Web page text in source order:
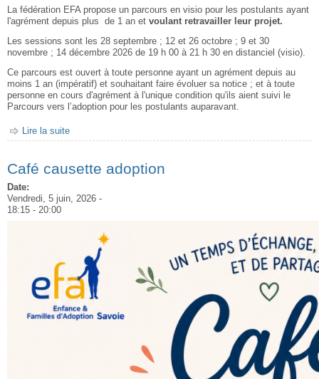
La fédération EFA propose un parcours en visio pour les postulants ayant
l'agrément depuis plus de 1 an et voulant retravailler leur projet.
Les sessions sont les 28 septembre ; 12 et 26 octobre ; 9 et 30
novembre ; 14 décembre 2026 de 19 h 00 à 21 h 30 en distanciel (visio).
Ce parcours est ouvert à toute personne ayant un agrément depuis au
moins 1 an (impératif) et souhaitant faire évoluer sa notice ; et à toute
personne en cours d'agrément à l'unique condition qu'ils aient suivi le
Parcours vers l’adoption pour les postulants auparavant.
Lire la suite
« Questionner son champ des possibles pour affiner son
Café causette adoption
Date:
Vendredi, 5 juin, 2026 -
18:15 - 20:00